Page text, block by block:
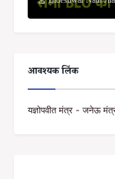
आवश्यक लिंक
यज्ञोपवीत मंत्र - जनेऊ